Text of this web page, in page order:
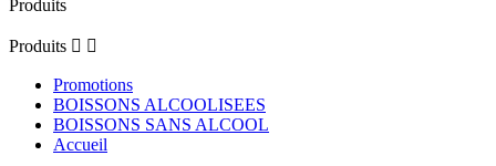
Produits
Produits  
Promotions
BOISSONS ALCOOLISEES
BOISSONS SANS ALCOOL
Accueil